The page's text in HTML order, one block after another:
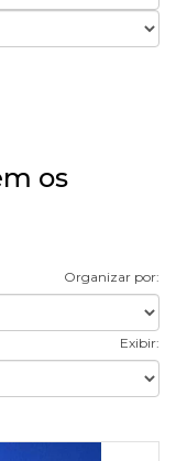
os
Organizar por:
Exibir: